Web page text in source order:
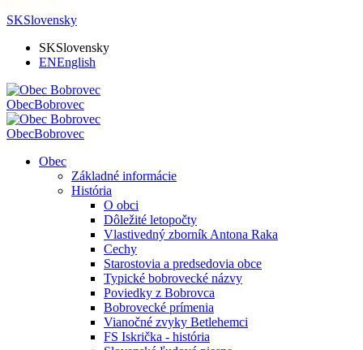
SKSlovensky
SKSlovensky
ENEnglish
ObecBobrovec
ObecBobrovec
Obec
Základné informácie
História
O obci
Dôležité letopočty
Vlastivedný zborník Antona Raka
Cechy
Starostovia a predsedovia obce
Typické bobrovecké názvy
Poviedky z Bobrovca
Bobrovecké prímenia
Vianočné zvyky Betlehemci
FS Iskrička - história